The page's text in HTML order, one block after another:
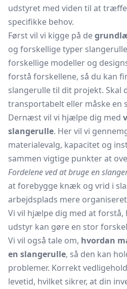
udstyret med viden til at
specifikke behov.
Først vil vi kigge på de
og forskellige typer
forskellige modeller og
forstå forskellene, så du kan
slangerulle til dit projekt.
transportabelt eller måske en
Dernæst vil vi hjælpe dig med
slangerulle. Her vil vi
materialevalg, kapacitet og
sammen vigtige punkter at
Fordelene ved at bruge en
at forebygge knæk og vrid i
arbejdsplads mere
Vi vil hjælpe dig med at
udstyr kan gøre en stor
Vi vil også tale om, hvordan
en slangerulle, så den kan
problemer. Korrekt
levetid, hvilket sikrer, at din